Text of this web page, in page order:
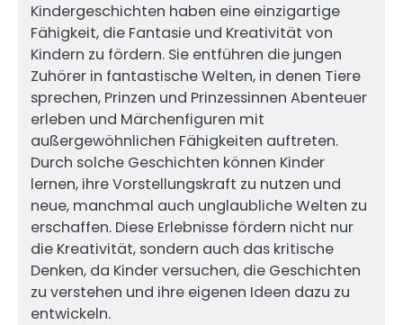
Kindergeschichten haben eine einzigartige
Fähigkeit, die Fantasie und Kreativität von
Kindern zu fördern. Sie entführen die jungen
Zuhörer in fantastische Welten, in denen Tiere
sprechen, Prinzen und Prinzessinnen Abenteuer
erleben und Märchenfiguren mit
außergewöhnlichen Fähigkeiten auftreten.
Durch solche Geschichten können Kinder
lernen, ihre Vorstellungskraft zu nutzen und
neue, manchmal auch unglaubliche Welten zu
erschaffen. Diese Erlebnisse fördern nicht nur
die Kreativität, sondern auch das kritische
Denken, da Kinder versuchen, die Geschichten
zu verstehen und ihre eigenen Ideen dazu zu
entwickeln.